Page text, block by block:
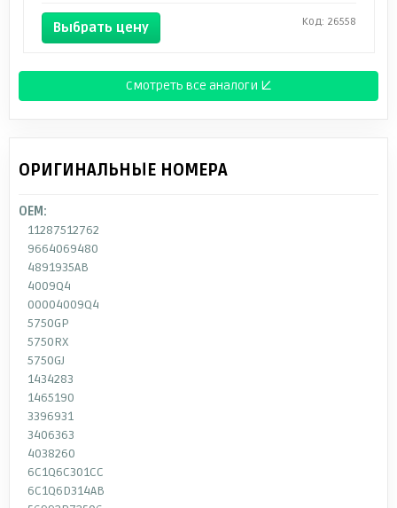
Выбрать цену Код: 26558
Смотреть все аналоги ↓
ОРИГИНАЛЬНЫЕ НОМЕРА
OEM:
11287512762
9664069480
4891935AB
4009Q4
00004009Q4
5750GP
5750RX
5750GJ
1434283
1465190
3396931
3406363
4038260
6C1Q6C301CC
6C1Q6D314AB